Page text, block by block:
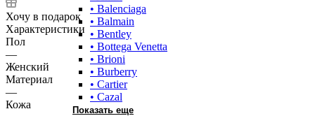
• Balenciaga
• Balmain
• Bentley
• Bottega Venetta
• Brioni
• Burberry
• Cartier
• Cazal
Показать еще
Хочу в подарок
Характеристики
Пол
—
Женский
Материал
—
Кожа